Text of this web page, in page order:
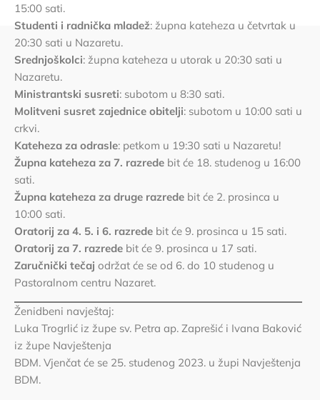
15:00 sati.
Studenti i radnička mladež: župna kateheza u četvrtak u
20:30 sati u Nazaretu.
Srednjoškolci: župna kateheza u utorak u 20:30 sati u
Nazaretu.
Ministrantski susreti: subotom u 8:30 sati.
Molitveni susret zajednice obitelji: subotom u 10:00 sati u
crkvi.
Kateheza za odrasle: petkom u 19:30 sati u Nazaretu!
Župna kateheza za 7. razrede bit će 18. studenog u 16:00
sati.
Župna kateheza za druge razrede bit će 2. prosinca u
10:00 sati.
Oratorij za 4. 5. i 6. razrede bit će 9. prosinca u 15 sati.
Oratorij za 7. razrede bit će 9. prosinca u 17 sati.
Zaručnički tečaj održat će se od 6. do 10 studenog u
Pastoralnom centru Nazaret.
Ženidbeni navještaj:
Luka Trogrlić iz župe sv. Petra ap. Zaprešić i Ivana Baković
iz župe Navještenja
BDM. Vjenčat će se 25. studenog 2023. u župi Navještenja
BDM.